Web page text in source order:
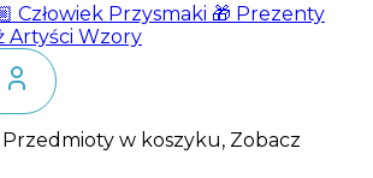
Człowiek Przysmaki 🎁 Prezenty
Artyści Wzory
Przedmioty w koszyku, Zobacz